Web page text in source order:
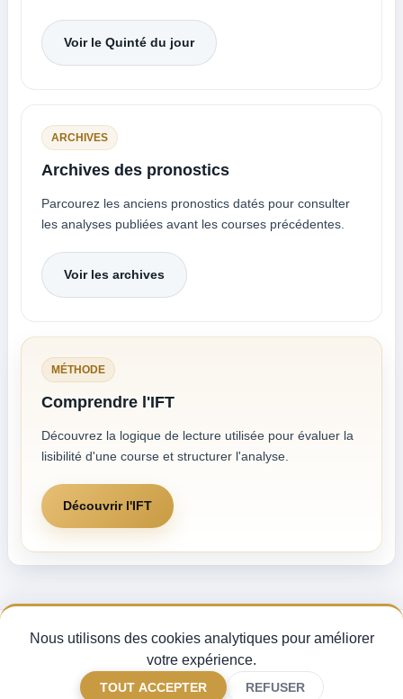
Voir le Quinté du jour
ARCHIVES
Archives des pronostics
Parcourez les anciens pronostics datés pour consulter
les analyses publiées avant les courses précédentes.
Voir les archives
MÉTHODE
Comprendre l'IFT
Découvrez la logique de lecture utilisée pour évaluer la
lisibilité d'une course et structurer l'analyse.
Découvrir l'IFT
Pronostics Quinté du jour, analyse des partants et indice de fiabilité turf —
pour miser avec méthode sur les courses PMU.
Gérer mes cookies
Nous utilisons des cookies analytiques pour améliorer
votre expérience.
TOUT ACCEPTER REFUSER